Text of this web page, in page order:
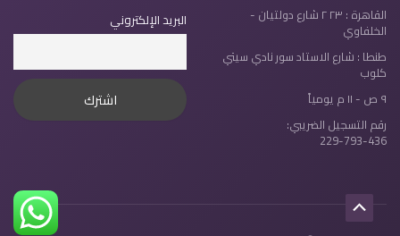
القاهرة : ٢٣ ٢ شارع دولتيان -
الخلفاوي
طنطا : شارع الاستاد سور نادي سيتي
كلوب
٩ ص - ١١ م يومياً
رقم التسجيل الضريبي:
229-793-436
البريد الإلكتروني
Scroll